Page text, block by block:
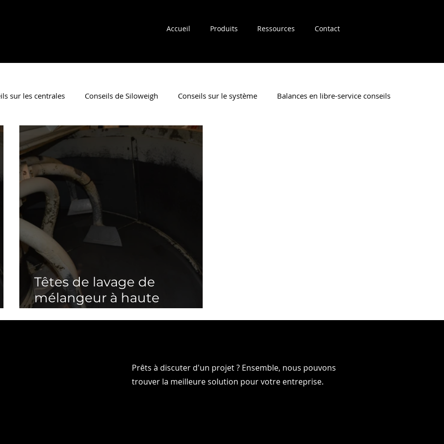
Accueil Produits Ressources Contact
sur les centrales Conseils de Siloweigh Conseils sur le système Balances en libre-service conseils
des
Têtes de lavage de
mélangeur à haute
pression
EN
EN
Prêts à discuter d'un projet ? Ensemble, nous pouvons
trouver la meilleure solution pour votre entreprise.